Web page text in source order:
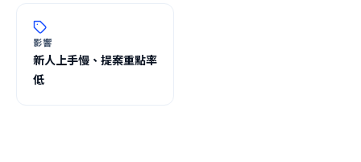
影響
新人上手慢、提案重點率
低